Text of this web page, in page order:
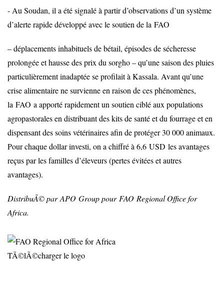
- Au Soudan, il a été signalé à partir d’observations d’un système
d’alerte rapide développé avec le soutien de la FAO
– déplacements inhabituels de bétail, épisodes de sécheresse
prolongée et hausse des prix du sorgho – qu’une saison des pluies
particulièrement inadaptée se profilait à Kassala. Avant qu’une
crise alimentaire ne survienne en raison de ces phénomènes,
la FAO a apporté rapidement un soutien ciblé aux populations
agropastorales en distribuant des kits de santé et du fourrage et en
dispensant des soins vétérinaires afin de protéger 30 000 animaux.
Pour chaque dollar investi, on a chiffré à 6,6 USD les avantages
reçus par les familles d’éleveurs (pertes évitées et autres
avantages).
DistribuÃ© parAPO Group pour FAO Regional Office for
Africa.
TÃ©lÃ©charger le logo